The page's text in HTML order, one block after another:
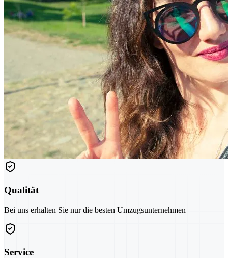
Qualität
Bei uns erhalten Sie nur die besten Umzugsunternehmen
Service